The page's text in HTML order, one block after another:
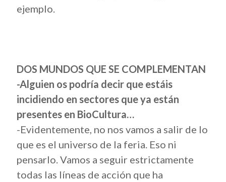
ejemplo.
DOS MUNDOS QUE SE COMPLEMENTAN
-Alguien os podría decir que estáis
incidiendo en sectores que ya están
presentes en BioCultura…
-Evidentemente, no nos vamos a salir de lo
que es el universo de la feria. Eso ni
pensarlo. Vamos a seguir estrictamente
todas las líneas de acción que ha